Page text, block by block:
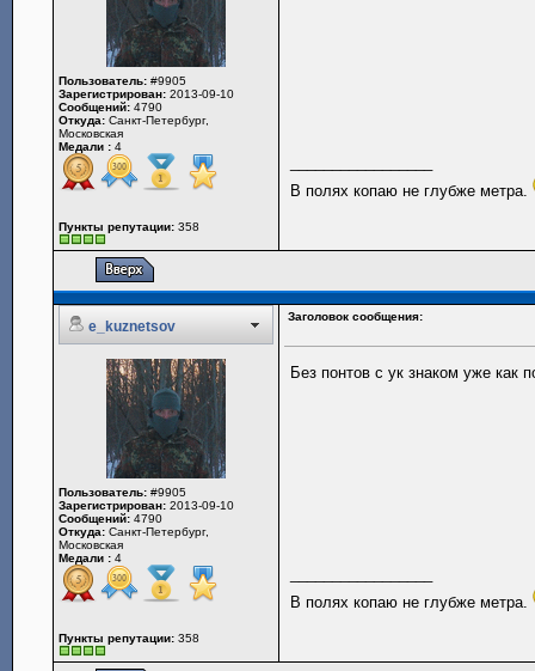
Пользователь: #9905
Зарегистрирован: 2013-09-10
Сообщений: 4790
Откуда: Санкт-Петербург,
Московская
Медали : 4
Пункты репутации: 358
В полях копаю не глубже метра.
e_kuznetsov
Заголовок сообщения:
Пользователь: #9905
Зарегистрирован: 2013-09-10
Сообщений: 4790
Откуда: Санкт-Петербург,
Московская
Медали : 4
Пункты репутации: 358
Без понтов с ук знаком уже как
В полях копаю не глубже метра.